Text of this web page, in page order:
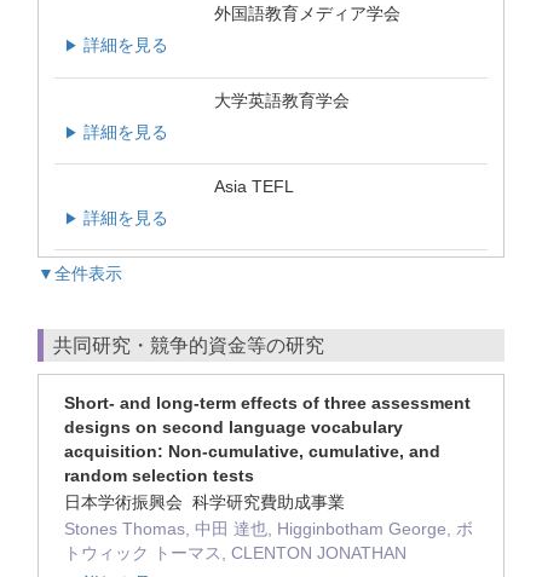
外国語教育メディア学会
▶ 詳細を見る
大学英語教育学会
▶ 詳細を見る
Asia TEFL
▶ 詳細を見る
▼全件表示
共同研究・競争的資金等の研究
Short- and long-term effects of three assessment
designs on second language vocabulary
acquisition: Non-cumulative, cumulative, and
random selection tests
日本学術振興会 科学研究費助成事業
Stones Thomas, 中田 達也, Higginbotham George, ボ
トウィック トーマス, CLENTON JONATHAN